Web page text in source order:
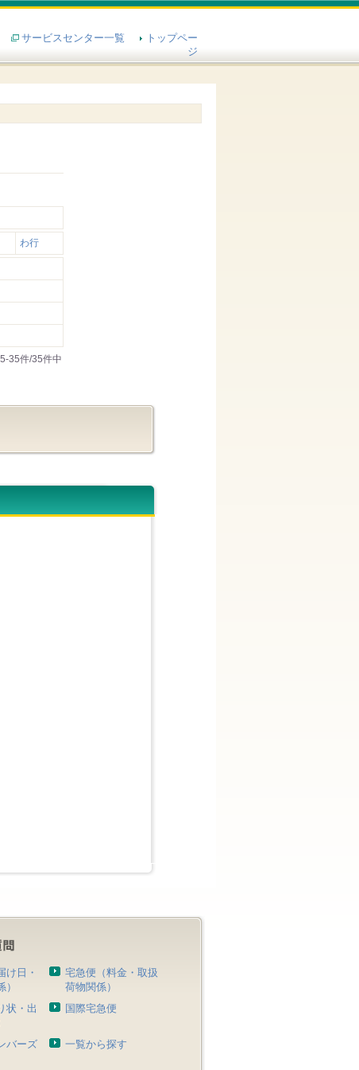
サービスセンター一覧
トップペー
ジ
わ行
35件/35件中
け日・
宅急便（料金・取扱
荷物関係）
状・出
国際宅急便
バーズ
一覧から探す